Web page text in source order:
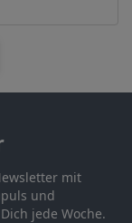
mit
und
jede Woche.